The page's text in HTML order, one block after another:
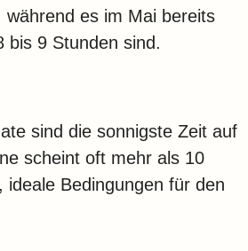
während es im Mai bereits
bis 9 Stunden sind.
sind die sonnigste Zeit auf
scheint oft mehr als 10
ideale Bedingungen für den